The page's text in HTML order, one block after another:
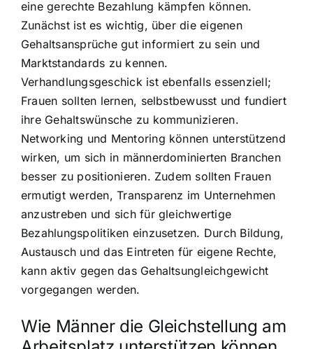
eine gerechte Bezahlung kämpfen können.
Zunächst ist es wichtig, über die eigenen
Gehaltsansprüche gut informiert zu sein und
Marktstandards zu kennen.
Verhandlungsgeschick ist ebenfalls essenziell;
Frauen sollten lernen, selbstbewusst und fundiert
ihre Gehaltswünsche zu kommunizieren.
Networking und Mentoring können unterstützend
wirken, um sich in männerdominierten Branchen
besser zu positionieren. Zudem sollten Frauen
ermutigt werden, Transparenz im Unternehmen
anzustreben und sich für gleichwertige
Bezahlungspolitiken einzusetzen. Durch Bildung,
Austausch und das Eintreten für eigene Rechte,
kann aktiv gegen das Gehaltsungleichgewicht
vorgegangen werden.
Wie Männer die Gleichstellung am